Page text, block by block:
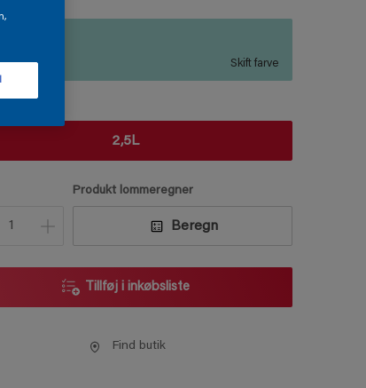
Skift farve
2,5L
Produkt lommeregner
Beregn
Tillføj i inkøbsliste
Find butik